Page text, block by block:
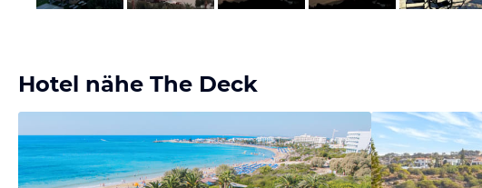
Hotel nähe The Deck